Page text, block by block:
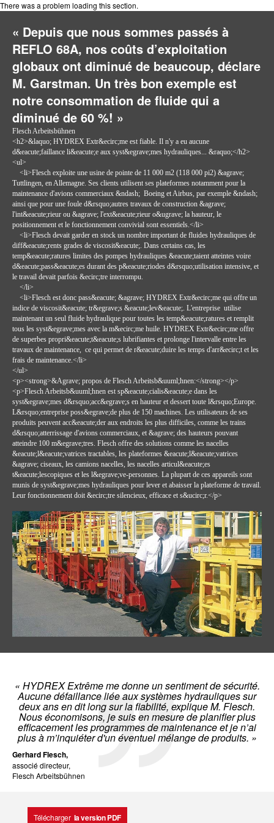
There was a problem loading this section.
« Depuis que nous sommes passés à
REFLO 68A, nos coûts d’exploitation
globaux ont diminué de beaucoup, déclare
M. Garstman. Un très bon exemple est
notre consommation de fluide qui a
diminué de 60 %! »
Flesch Arbeitsbühnen
<h2>&laquo; HYDREX Extr&ecirc;me est fiable. Il n'y a eu aucune
d&eacute;faillance li&eacute;e aux syst&egrave;mes hydrauliques... &raquo;</h2>
<ul>
<li>Flesch exploite une usine de pointe de 11 000 m2 (118 000 pi2) &agrave;
Tuttlingen, en Allemagne. Ses clients utilisent ses plateformes notamment pour la
maintenance d'avions commerciaux &ndash; Boeing et Airbus, par exemple &ndash;
ainsi que pour une foule d&rsquo;autres travaux de construction &agrave;
l'int&eacute;rieur ou &agrave; l'ext&eacute;rieur o&ugrave; la hauteur, le
positionnement et le fonctionnement convivial sont essentiels.</li>
<li>Flesch devait garder en stock un nombre important de fluides hydrauliques de
diff&eacute;rents grades de viscosit&eacute;. Dans certains cas, les
temp&eacute;ratures limites des pompes hydrauliques &eacute;taient atteintes voire
d&eacute;pass&eacute;es durant des p&eacute;riodes d&rsquo;utilisation intensive, et
le travail devait parfois &ecirc;tre interrompu.
</li>
<li>Flesch est donc pass&eacute; &agrave; HYDREX Extr&ecirc;me qui offre un
indice de viscosit&eacute; tr&egrave;s &eacute;lev&eacute;. L'entreprise utilise
maintenant un seul fluide hydraulique pour toutes les temp&eacute;ratures et remplit
tous les syst&egrave;mes avec la m&ecirc;me huile. HYDREX Extr&ecirc;me offre
de superbes propri&eacute;t&eacute;s lubrifiantes et prolonge l'intervalle entre les
travaux de maintenance, ce qui permet de r&eacute;duire les temps d'arr&ecirc;t et les
frais de maintenance.</li>
</ul>
<p><strong>&Agrave; propos de Flesch Arbeitsb&uuml;hnen:</strong></p>
<p>Flesch Arbeitsb&uuml;hnen est sp&eacute;cialis&eacute;e dans les
syst&egrave;mes d&rsquo;acc&egrave;s en hauteur et dessert toute l&rsquo;Europe.
L&rsquo;entreprise poss&egrave;de plus de 150 machines. Les utilisateurs de ses
produits peuvent acc&eacute;der aux endroits les plus difficiles, comme les trains
d&rsquo;atterrissage d'avions commerciaux, et &agrave; des hauteurs pouvant
atteindre 100 m&egrave;tres. Flesch offre des solutions comme les nacelles
&eacute;l&eacute;vatrices tractables, les plateformes &eacute;l&eacute;vatrices
&agrave; ciseaux, les camions nacelles, les nacelles articul&eacute;es
t&eacute;lescopiques et les l&egrave;ve-personnes. La plupart de ces appareils sont
munis de syst&egrave;mes hydrauliques pour lever et abaisser la plateforme de travail.
Leur fonctionnement doit &ecirc;tre silencieux, efficace et s&ucirc;r.</p>
« HYDREX Extrême me donne un sentiment de sécurité.
Aucune défaillance liée aux systèmes hydrauliques sur
deux ans en dit long sur la fiabilité, explique M. Flesch.
Nous économisons, je suis en mesure de planifier plus
efficacement les programmes de maintenance et je n’ai
plus à m’inquiéter d'un éventuel mélange de produits. »
Gerhard Flesch,
associé directeur,
Flesch Arbeitsbühnen
Télécharger la version PDF